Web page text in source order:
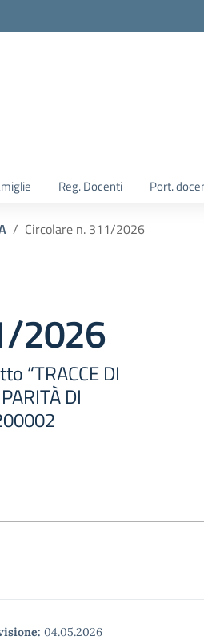
Reg. Docenti Port.
Circolare n. 311/2026
2026
“TRACCE DI
DI
04.05.2026